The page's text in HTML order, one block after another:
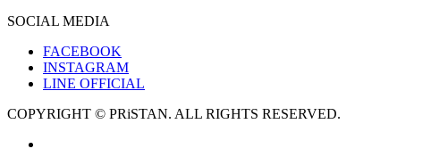
SOCIAL MEDIA
FACEBOOK
INSTAGRAM
LINE OFFICIAL
COPYRIGHT © PRiSTAN. ALL RIGHTS RESERVED.